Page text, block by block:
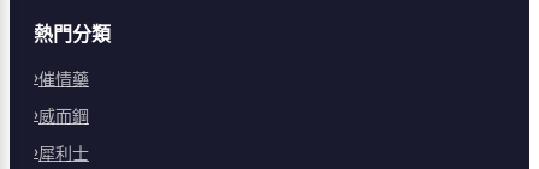
熱門分類
催情藥
威而鋼
犀利士